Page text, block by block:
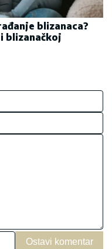
blizanaca?
blizanačkoj
Ostavi komentar